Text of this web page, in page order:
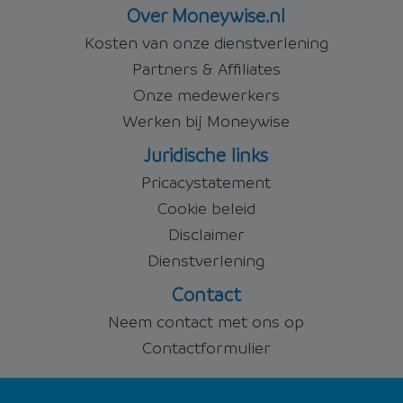
Over Moneywise.nl
Kosten van onze dienstverlening
Partners & Affiliates
Onze medewerkers
Werken bij Moneywise
Juridische links
Pricacystatement
Cookie beleid
Disclaimer
Dienstverlening
Contact
Neem contact met ons op
Contactformulier